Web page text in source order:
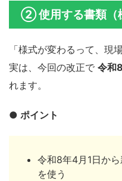
② 使用する書類（
「様式が変わるって、現
実は、今回の改正で 令和
れます。
● ポイント
令和8年4月1日から
を使う